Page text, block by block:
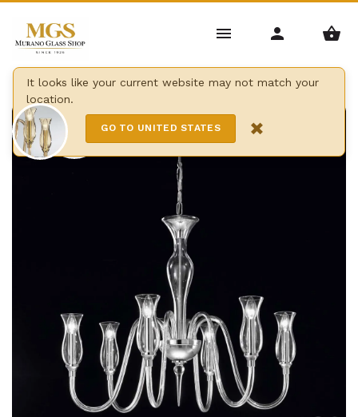
It looks like your current website may not match your
location.
GO TO UNITED STATES ×
Home / Lustres / Lustres modernes / Lustre teodato
6 Lights